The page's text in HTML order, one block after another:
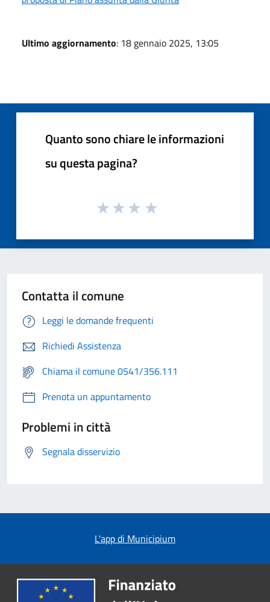
Ultimo aggiornamento: 18 gennaio 2025, 13:05
Quanto sono chiare le informazioni
su questa pagina?
Contatta il comune
Leggi le domande frequenti
Richiedi Assistenza
Chiama il comune 0541/356.111
Prenota un appuntamento
Problemi in città
Segnala disservizio
L'app di Municipium